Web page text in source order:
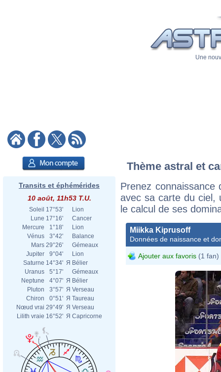
Une
Transits et éphémérides
10 août, 11h53 T.U.
Soleil 17°53'
Lion
Lune 17°16'
Cancer
Mercure
1°18'
Lion
Vénus
3°42'
Balance
Mars 29°26'
Gémeaux
Jupiter
9°04'
Lion
Saturne 14°34' Я Bélier
Uranus
5°17'
Gémeaux
Neptune
4°07' Я Bélier
Pluton
3°57' Я Verseau
Chiron
0°51' Я Taureau
Nœud vrai 29°49' Я Verseau
Lilith vraie 16°52' Я Capricorne
Thème astral et
Prenez
avec sa carte du ciel,
le calcul de ses
Miikka Kiprusoff
Données de naissance et
Ajouter aux favoris (1 fan)